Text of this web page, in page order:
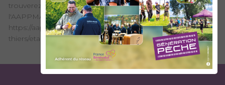
trouverez la réglementation de l'étang sur le site de
l'AAPPMA Guiers/Tier :
https://aappmaguiersthiers.wixsite.com/aappma-guiers-
thiers/etang-reculfort